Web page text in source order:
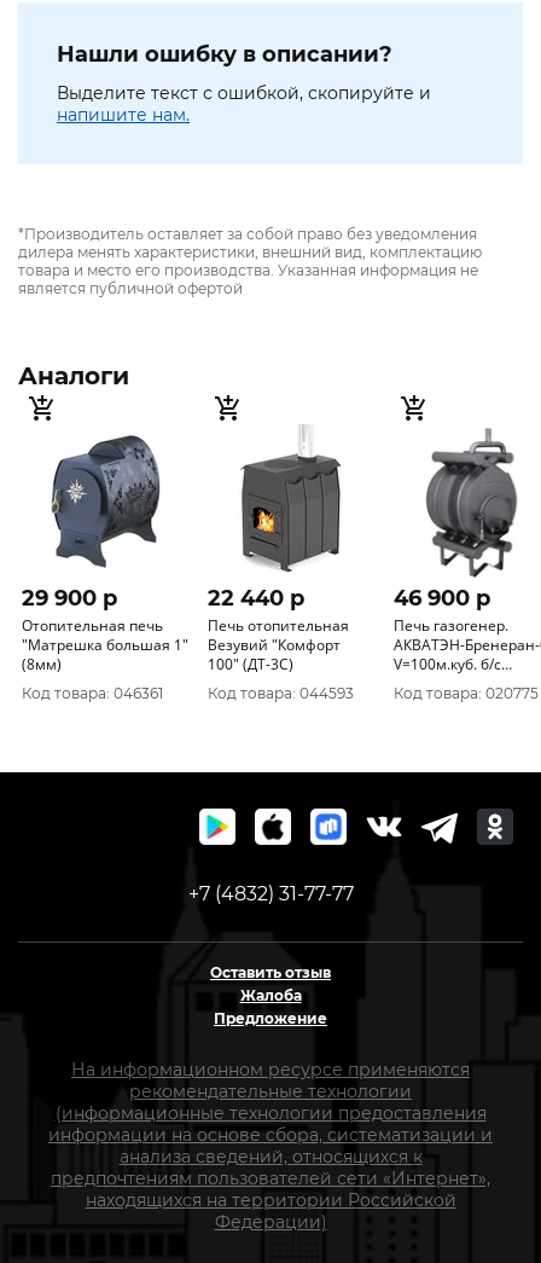
Нашли ошибку в описании?
Выделите текст с ошибкой, скопируйте и
напишите нам.
*Производитель оставляет за собой право без уведомления
дилера менять характеристики, внешний вид, комплектацию
товара и место его производства. Указанная информация не
является публичной офертой
Аналоги
29 900 p
Отопительная печь
"Матрешка большая 1"
(8мм)
Код товара: 046361
22 440 p
Печь отопительная
Везувий "Комфорт
100" (ДТ-3С)
Код товара: 044593
46 900 p
Печь газогенер.
АКВАТЭН-
V=100м.куб. б/с
(АОТВ-6)
Код товара: 020775
+7 (4832) 31-77-77
Оставить отзыв
Жалоба
Предложение
На информационном ресурсе применяются
рекомендательные технологии
(информационные технологии предоставления
информации на основе сбора, систематизации и
анализа сведений, относящихся к
предпочтениям пользователей сети «Интернет»,
находящихся на территории Российской
Федерации)